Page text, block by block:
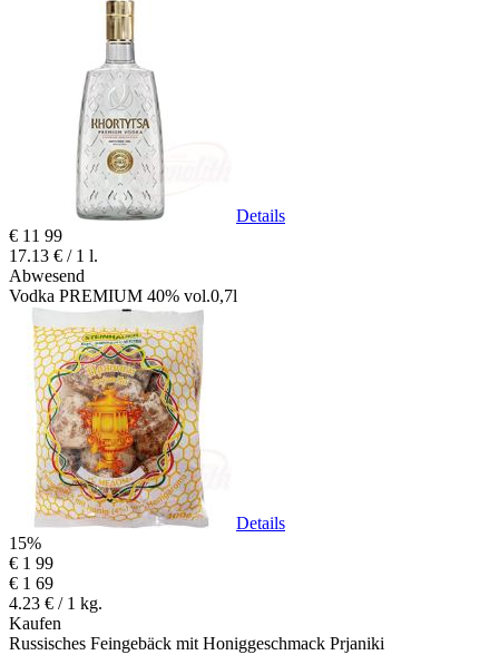
Details
€ 11 99
17.13 € / 1 l.
Abwesend
Vodka PREMIUM 40% vol.0,7l
Details
15%
€ 1 99
€ 1 69
4.23 € / 1 kg.
Kaufen
Russisches Feingebäck mit Honiggeschmack Prjaniki